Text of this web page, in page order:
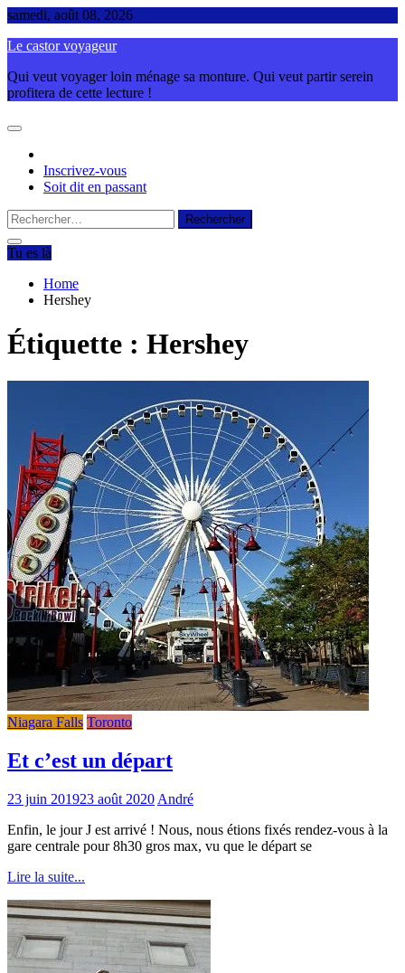
Skip
content
samedi, août 08, 2026
Le castor voyageur
Qui veut voyager loin ménage sa monture. Qui veut partir serein
profitera de cette lecture !
Inscrivez-vous
Soit dit en passant
Rechercher :
Tu es là
Home
Hershey
Étiquette : Hershey
Niagara Falls Toronto
Et c’est un départ
23 juin 201923 août 2020 André
Enfin, le jour J est arrivé ! Nous, nous étions fixés rendez-vous à la
gare centrale pour 8h30 gros max, vu que le départ se
Lire la suite...